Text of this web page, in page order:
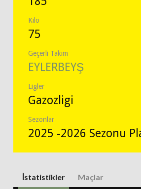
Kilo
75
Geçerli Takım
EYLERBEYŞ
Ligler
Gazozligi
Sezonlar
2025 -2026 Sezonu
İstatistikler Maçlar